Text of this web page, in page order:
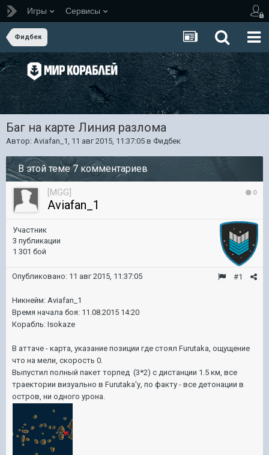
Игры Сервисы
Фидбек
Баг на карте Линия разлома
Автор: Aviafan_1, 11 авг 2015, 11:37:05 в Фидбек
В этой теме 7 комментариев
0
[MGG]
Aviafan_1
Участник
3 публикации
1 301 бой
#1
Опубликовано: 11 авг 2015, 11:37:05
Никнейм: Aviafan_1
Время начала боя: 11.08.2015 14:20
Корабль: Isokaze
В аттаче - карта, указание позиции где стоял Furutaka, ощущение
что на мели, скорость 0.
Выпустил полный пакет торпед (3*2) с дистанции 1.5 км, все
траектории визуально в Furutaka'у, по факту - все детонации в
остров, ни одного урона.